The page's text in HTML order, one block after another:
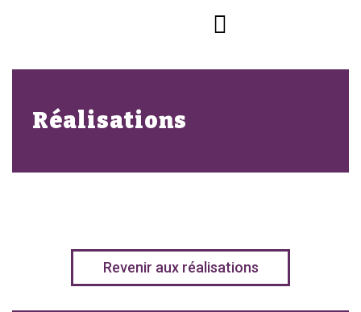
Réalisations
Revenir aux réalisations